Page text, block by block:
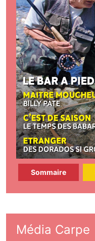
Sommaire
Média Carpe